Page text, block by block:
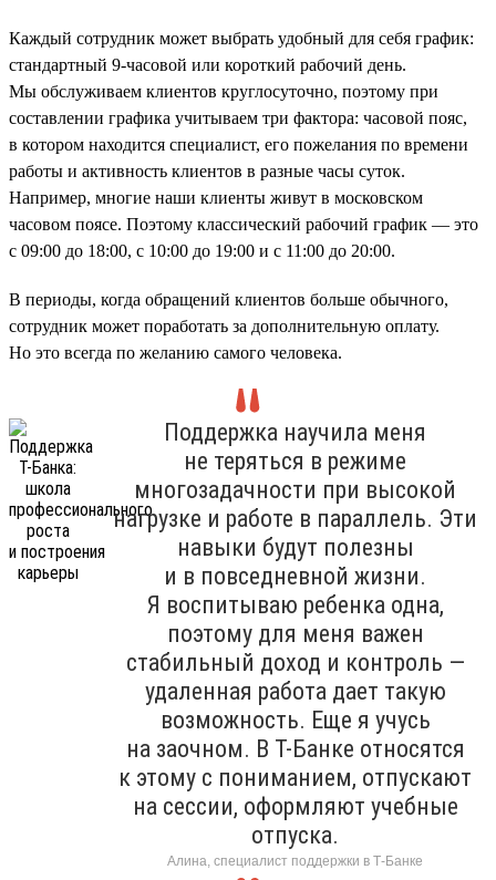
Каждый сотрудник может выбрать удобный для себя график:
стандартный 9-часовой или короткий рабочий день.
Мы обслуживаем клиентов круглосуточно, поэтому при
составлении графика учитываем три фактора: часовой пояс,
в котором находится специалист, его пожелания по времени
работы и активность клиентов в разные часы суток.
Например, многие наши клиенты живут в московском
часовом поясе. Поэтому классический рабочий график — это
с 09:00 до 18:00, с 10:00 до 19:00 и с 11:00 до 20:00.
В периоды, когда обращений клиентов больше обычного,
сотрудник может поработать за дополнительную оплату.
Но это всегда по желанию самого человека.
Поддержка научила меня
не теряться в режиме
многозадачности при высокой
нагрузке и работе в параллель. Эти
навыки будут полезны
и в повседневной жизни.
Я воспитываю ребенка одна,
поэтому для меня важен
стабильный доход и контроль —
удаленная работа дает такую
возможность. Еще я учусь
на заочном. В Т-Банке относятся
к этому с пониманием, отпускают
на сессии, оформляют учебные
отпуска.
Алина, специалист поддержки в Т-Банке